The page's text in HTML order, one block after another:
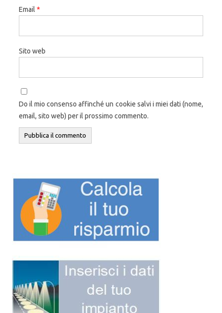
Email *
Sito web
Do il mio consenso affinché un cookie salvi i miei dati (nome,
email, sito web) per il prossimo commento.